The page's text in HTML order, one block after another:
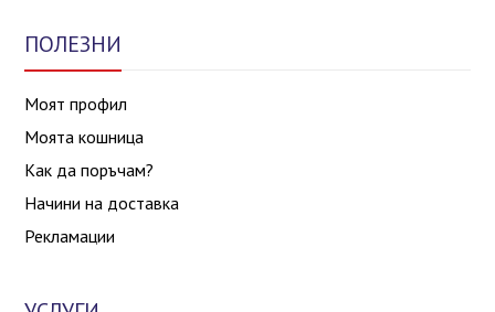
ПОЛЕЗНИ
Моят профил
Моята кошница
Как да поръчам?
Начини на доставка
Рекламации